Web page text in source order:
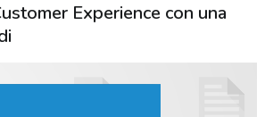
Experience con una